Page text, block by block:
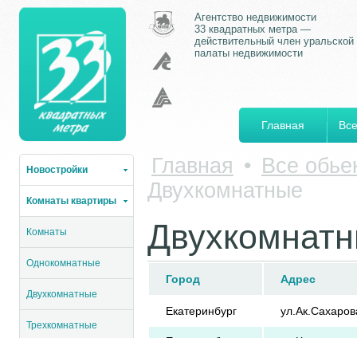
Главная
Агентство недвижимости
33 квадратных метра —
действительный член уральской
палаты недвижимости
Новостройки
Комнаты квартиры
Комнаты
Однокомнатные
Двухкомнатные
Трехкомнатные
Главная • Все
Двухкомнатные
Город Адрес
Екатеринбург